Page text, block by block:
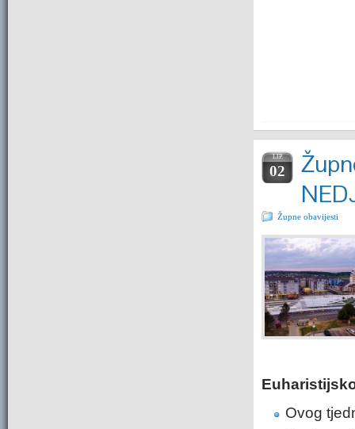
LIP.
02
Župne obavijesti
Ovog